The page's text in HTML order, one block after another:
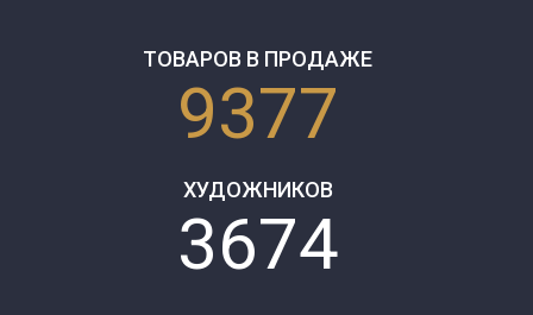
ТОВАРОВ В ПРОДАЖЕ
9377
ХУДОЖНИКОВ
3674